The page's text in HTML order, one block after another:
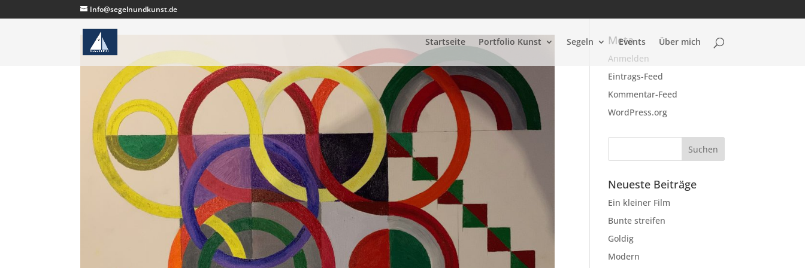
Info@segelnundkunst.de
Startseite Portfolio Kunst Segeln Events Über mich
Meta
Anmelden
Eintrags-Feed
Kommentar-Feed
WordPress.org
Neueste Beiträge
Ein kleiner Film
Bunte streifen
Goldig
Modern